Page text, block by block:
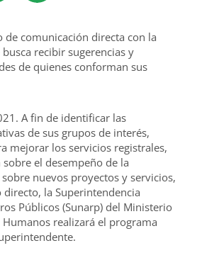
de comunicación directa con la
recibir sugerencias y
de quienes conforman sus
A fin de identificar las
de sus grupos de interés,
mejorar los servicios registrales,
el desempeño de la
nuevos proyectos y servicios,
la Superintendencia
Públicos (Sunarp) del Ministerio
Humanos realizará el programa